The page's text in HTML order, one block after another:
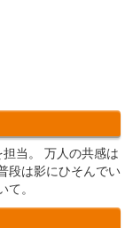
当。 万人の共感は
段は影にひそんでい
。